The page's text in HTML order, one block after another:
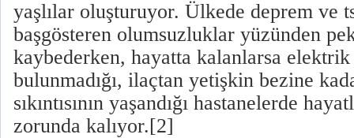
yaşlılar oluşturuyor. Ülkede deprem ve
başgösteren olumsuzluklar yüzünden
kaybederken, hayatta kalanlarsa
bulunmadığı, ilaçtan yetişkin bezine
sıkıntısının yaşandığı hastanelerde
zorunda kalıyor.[2]